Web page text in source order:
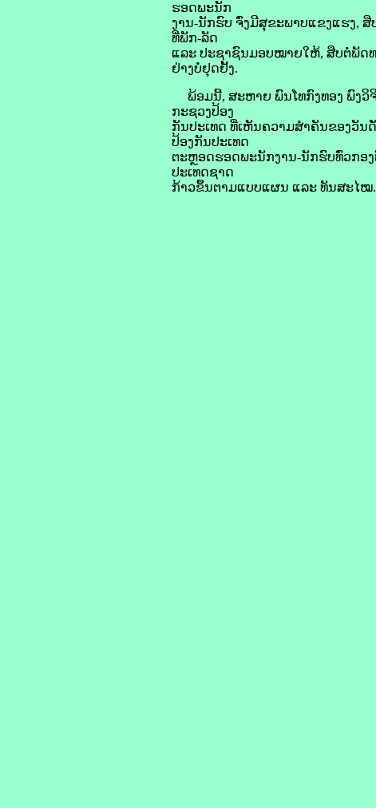
ຮອດພະນັກ
ງານ-ນັກຮົບ ຈົ່ງມີສຸຂະພາບແຂງແຮງ,
ທີ່ພັກ-ລັດ
ແລະ ປະຊາຊົນມອບໝາຍໃຫ້, ສືບຕໍ່ພັດ
ຢ່າງບໍ່ຢຸດຢັ້ງ.
ພ້ອມນີ້, ສະຫາຍ ພົນໂທກົງທອງ ພົງວິ
ກະຊວງປ້ອງ
ກັນປະເທດ ທີ່ເຫັນຄວາມສໍາຄັນຂອງວັນ
ປ້ອງກັນປະເທດ
ຕະຫຼອດຮອດພະນັກງານ-ນັກຮົບທົ່ວກອ
ປະເທດຊາດ
ກ້າວຂຶ້ນຕາມແບບແຜນ ແລະ ທັນສະໄໝ.